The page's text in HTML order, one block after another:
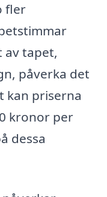
fler
av tapet,
påverka det
kan priserna
kronor per
dessa